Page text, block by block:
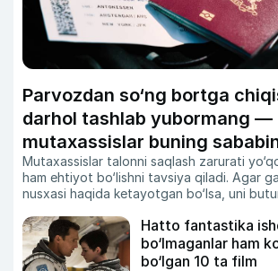
Parvozdan so‘ng bortga
darhol tashlab yubormang —
mutaxassislar buning
tushuntirdi
Mutaxassislar talonni saqlash zarurati
ham ehtiyot bo‘lishni tavsiya qiladi. Agar
nusxasi haqida ketayotgan bo‘lsa, uni
Hatto fantastika
bo‘lmaganlar ham
bo‘lgan 10 ta film